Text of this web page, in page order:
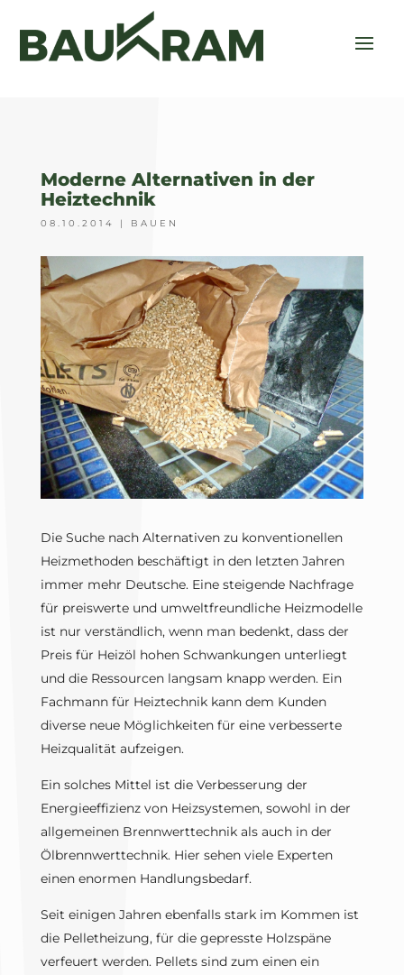
Moderne Alternativen in der
Heiztechnik
08.10.2014 | BAUEN
Die Suche nach Alternativen zu konventionellen
Heizmethoden beschäftigt in den letzten Jahren
immer mehr Deutsche. Eine steigende Nachfrage
für preiswerte und umweltfreundliche Heizmodelle
ist nur verständlich, wenn man bedenkt, dass der
Preis für Heizöl hohen Schwankungen unterliegt
und die Ressourcen langsam knapp werden. Ein
Fachmann für Heiztechnik kann dem Kunden
diverse neue Möglichkeiten für eine verbesserte
Heizqualität aufzeigen.
Ein solches Mittel ist die Verbesserung der
Energieeffizienz von Heizsystemen, sowohl in der
allgemeinen Brennwerttechnik als auch in der
Ölbrennwerttechnik. Hier sehen viele Experten
einen enormen Handlungsbedarf.
Seit einigen Jahren ebenfalls stark im Kommen ist
die Pelletheizung, für die gepresste Holzspäne
verfeuert werden. Pellets sind zum einen ein